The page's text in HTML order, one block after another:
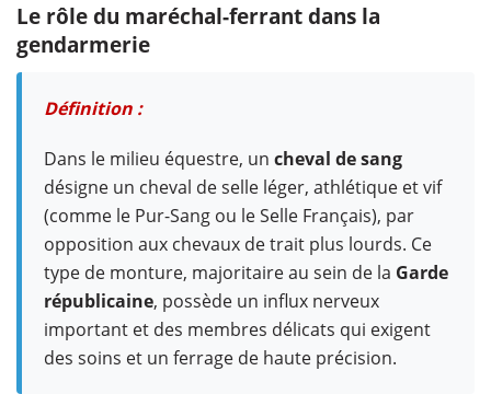
Le rôle du maréchal-ferrant dans la
gendarmerie
Définition :
Dans le milieu équestre, un cheval de sang
désigne un cheval de selle léger, athlétique et vif
(comme le Pur-Sang ou le Selle Français), par
opposition aux chevaux de trait plus lourds. Ce
type de monture, majoritaire au sein de la Garde
républicaine, possède un influx nerveux
important et des membres délicats qui exigent
des soins et un ferrage de haute précision.